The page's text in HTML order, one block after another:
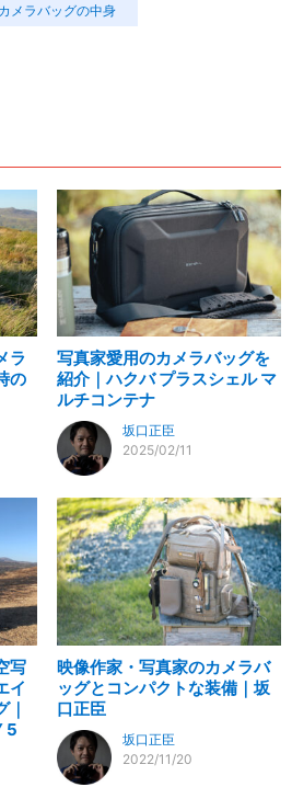
カメラバッグの中身
ラ
の
写真家愛用のカメラバッグを
紹介｜ハクバ プラスシェル マ
ルチコンテナ
坂口正臣
2025/02/11
写
イ
｜
5
映像作家・写真家のカメラバ
ッグとコンパクトな装備｜坂
口正臣
坂口正臣
2022/11/20